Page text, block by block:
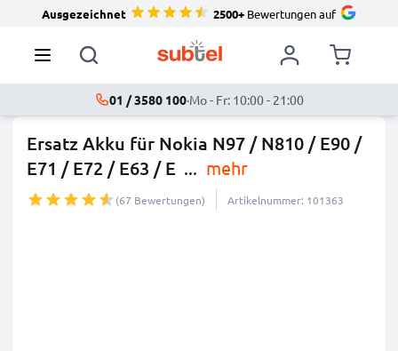
Ausgezeichnet 2500+Bewertungen auf
01 / 3580 100·Mo - Fr: 10:00 - 21:00
Ersatz Akku für Nokia N97 / N810 / E90 /
E71 / E72 / E63 / E ... mehr
(67 Bewertungen) Artikelnummer: 101363